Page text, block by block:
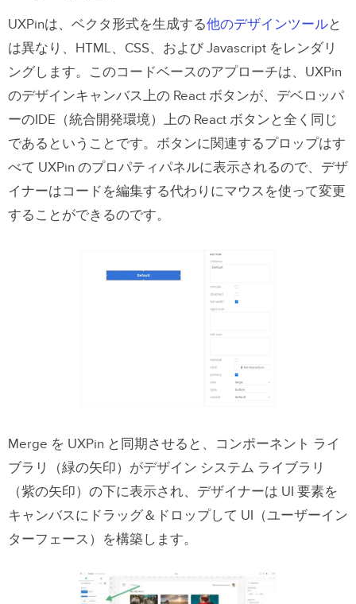
UXPinは、ベクタ形式を生成する他のデザインツールと
は異なり、HTML、CSS、および Javascript をレンダリ
ングします。このコードベースのアプローチは、UXPin
のデザインキャンバス上の React ボタンが、デベロッパ
ーのIDE（統合開発環境） 上の React ボタンと全く同じ
であるということです。ボタンに関連するプロップはす
べて UXPin のプロパティパネルに表示されるので、デザ
イナーはコードを編集する代わりにマウスを使って変更
することができるのです。
Merge を UXPin と同期させると、コンポーネント ライ
ブラリ（緑の矢印）がデザイン システム ライブラリ
（紫の矢印）の下に表示され、デザイナーは UI 要素を
キャンバスにドラッグ＆ドロップして UI（ユーザーイン
ターフェース）を構築します。